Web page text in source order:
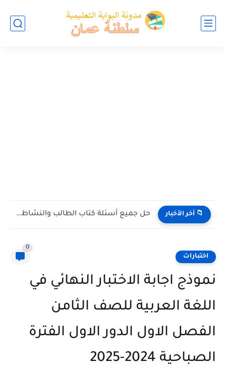
📁 آخر الأخبار حل جميع أسئلة كتاب الطالب والنشاط في الاحياء للصف العاشر...
اختبارات
0
نموذج اجابة الاختبار النهائي في
اللغة العربية للصف الثامن
الفصل الاول الدور الاول الفترة
الصباحية 2024-2025